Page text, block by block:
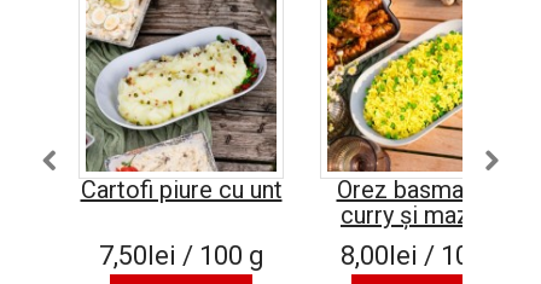
Cartofi piure cu unt
7,50lei / 100 g
Orez basmati cu
curry și mazăre
8,00lei / 100 g